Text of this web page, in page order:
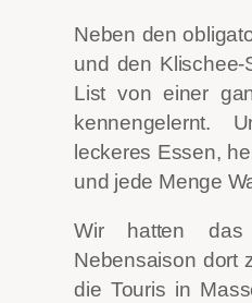
Neben den
und den Klischee-
List von einer
kennengelernt.
leckeres Essen,
und jede Menge
Wir hatten
Nebensaison dort
die Touris in